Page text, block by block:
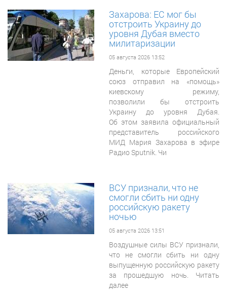
Захарова: ЕС мог бы
отстроить Украину до
уровня Дубая вместо
милитаризации
05 августа 2026 13:52
Деньги, которые Европейский
союз отправил на «помощь»
киевскому режиму,
позволили бы отстроить
Украину до уровня Дубая.
Об этом заявила официальный
представитель российского
МИД Мария Захарова в эфире
Радио Sputnik. Чи
ВСУ признали, что не
смогли сбить ни одну
российскую ракету
ночью
05 августа 2026 13:51
Воздушные силы ВСУ признали,
что не смогли сбить ни одну
выпущенную российскую ракету
за прошедшую ночь. Читать
далее